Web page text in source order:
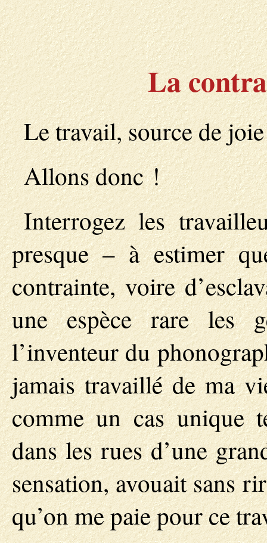
La
Le travail, source de
Allons donc !
Interrogez les
presque – à estimer
contrainte, voire
une espèce rare les
l’inventeur du
jamais travaillé de ma
comme un cas unique
dans les rues d’une
sensation, avouait sans
qu’on me paie pour ce